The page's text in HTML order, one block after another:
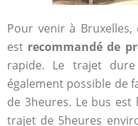
Pour venir à
est recommandé de
rapide. Le trajet
également possible de
de 3heures. Le bus
trajet de 5heures